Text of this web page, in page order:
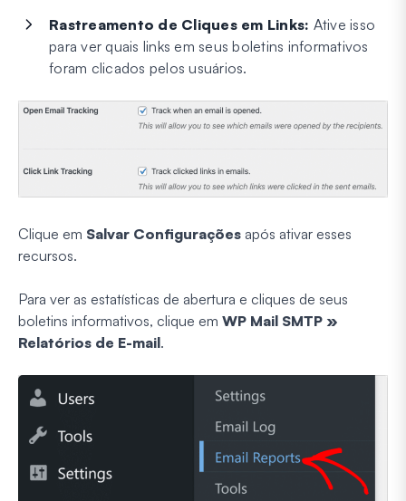
Rastreamento de Cliques em Links: Ative isso
para ver quais links em seus boletins informativos
foram clicados pelos usuários.
Clique em Salvar Configurações após ativar esses
recursos.
Para ver as estatísticas de abertura e cliques de seus
boletins informativos, clique em WP Mail SMTP »
Relatórios de E-mail.